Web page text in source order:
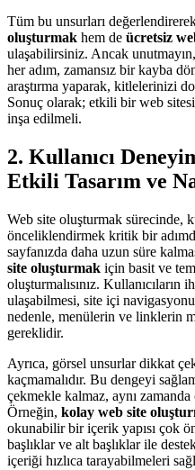
Tüm bu unsurları
oluşturmak hem de ücretsiz
ulaşabilirsiniz. Ancak
her adım, zamansız bir kayba
araştırma yaparak, kitlelerinizi
Sonuç olarak; etkili bir web
inşa edilmeli.
2. Kullanıcı
Etkili Tasarım ve
Web site oluşturmak sürecinde,
önceliklendirmek kritik bir
sayfanızda daha uzun süre
site oluşturmak için basit ve
oluşturmalısınız. Kullanıcıların
ulaşabilmesi, site içi
nedenle, menülerin ve linklerin
gereklidir.
Ayrıca, görsel unsurlar dikkat
kaçmamalıdır. Bu dengeyi
çekmekle kalmaz, aynı zamanda
Örneğin, kolay web site
okunabilir bir içerik yapısı çok
başlıklar ve alt başlıklar ile
içeriği hızlıca tarayabilmeleri